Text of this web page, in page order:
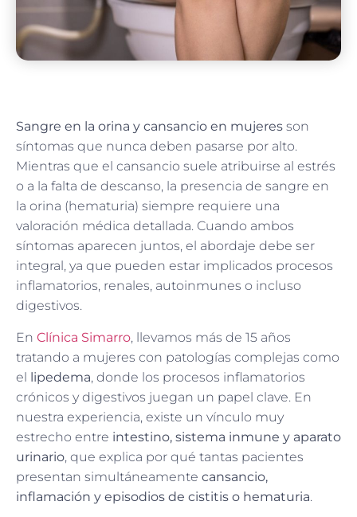
Sangre en la orina y cansancio en mujeres son
síntomas que nunca deben pasarse por alto.
Mientras que el cansancio suele atribuirse al estrés
o a la falta de descanso, la presencia de sangre en
la orina (hematuria) siempre requiere una
valoración médica detallada. Cuando ambos
síntomas aparecen juntos, el abordaje debe ser
integral, ya que pueden estar implicados procesos
inflamatorios, renales, autoinmunes o incluso
digestivos.
En Clínica Simarro, llevamos más de 15 años
tratando a mujeres con patologías complejas como
el lipedema, donde los procesos inflamatorios
crónicos y digestivos juegan un papel clave. En
nuestra experiencia, existe un vínculo muy
estrecho entre intestino, sistema inmune y aparato
urinario, que explica por qué tantas pacientes
presentan simultáneamente cansancio,
inflamación y episodios de cistitis o hematuria.